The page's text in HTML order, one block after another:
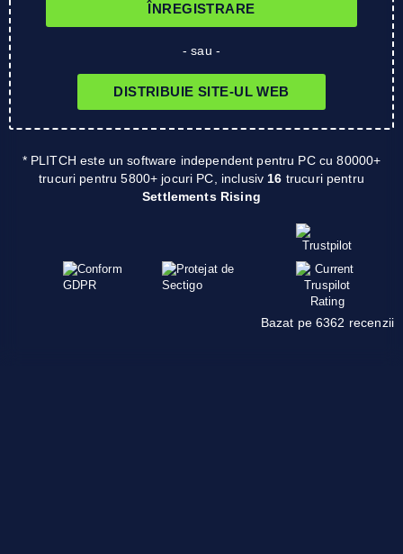
ÎNREGISTRARE
- sau -
DISTRIBUIE SITE-UL WEB
* PLITCH este un software independent pentru PC cu 80000+
trucuri pentru 5800+ jocuri PC, inclusiv 16 trucuri pentru
Settlements Rising
Bazat pe 6362 recenzii